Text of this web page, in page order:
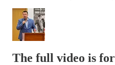
The full video is